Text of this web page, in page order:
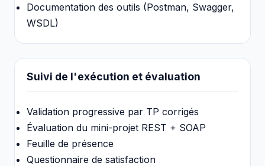
Documentation des outils (Postman, Swagger,
WSDL)
Suivi de l'exécution et évaluation
Validation progressive par TP corrigés
Évaluation du mini-projet REST + SOAP
Feuille de présence
Questionnaire de satisfaction